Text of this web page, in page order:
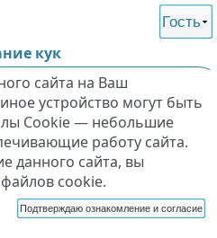
Гость
кук
сайта на Ваш
устройство могут быть
Cookie — небольшие
работу сайта.
данного сайта, вы
cookie.
Подтверждаю ознакомление и согласие